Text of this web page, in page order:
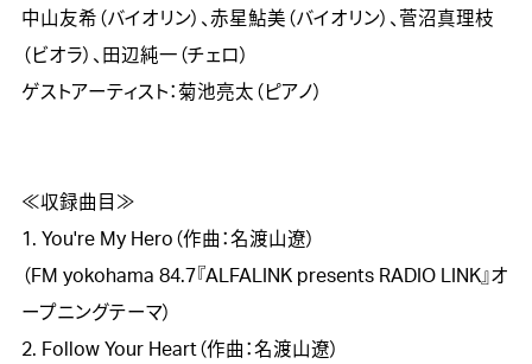
中山友希（バイオリン）、赤星鮎美（バイオリン）、菅沼真理枝
（ビオラ）、田辺純一（チェロ）
ゲストアーティスト：菊池亮太（ピアノ）
≪収録曲目≫
1. You're My Hero（作曲：名渡山遼）
（FM yokohama 84.7『ALFALINK presents RADIO LINK』オ
ープニングテーマ）
2. Follow Your Heart（作曲：名渡山遼）